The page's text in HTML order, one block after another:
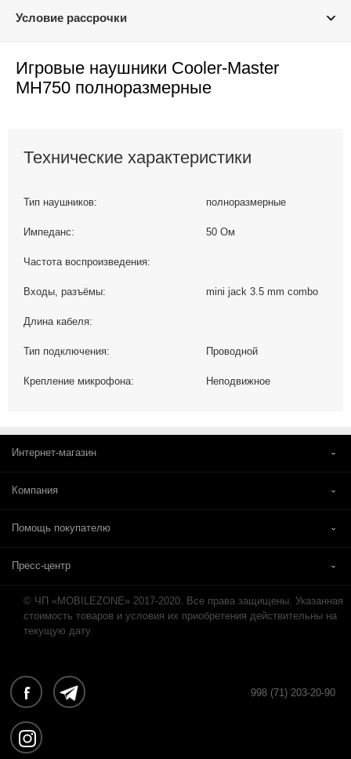
Условие рассрочки
Игровые наушники Cooler-Master
MH750 полноразмерные
Технические характеристики
Тип наушников: полноразмерные
Импеданс: 50 Ом
Частота воспроизведения:
Входы, разъёмы: mini jack 3.5 mm combo
Длина кабеля:
Тип подключения: Проводной
Крепление микрофона: Неподвижное
Интернет-магазин
Компания
Помощь покупателю
Пресс-центр
© ЧП «MOBILEZONE» 2017-2020. Все права защищены. Указанная
стоимость товаров и условия их приобретения действительны на
текущую дату.
998 (71) 203-20-90